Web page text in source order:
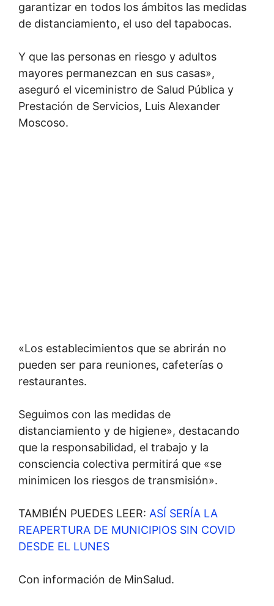
garantizar en todos los ámbitos las medidas
de distanciamiento, el uso del tapabocas.
Y que las personas en riesgo y adultos
mayores permanezcan en sus casas»,
aseguró el viceministro de Salud Pública y
Prestación de Servicios, Luis Alexander
Moscoso.
«Los establecimientos que se abrirán no
pueden ser para reuniones, cafeterías o
restaurantes.
Seguimos con las medidas de
distanciamiento y de higiene», destacando
que la responsabilidad, el trabajo y la
consciencia colectiva permitirá que «se
minimicen los riesgos de transmisión».
TAMBIÉN PUEDES LEER: ASÍ SERÍA LA
REAPERTURA DE MUNICIPIOS SIN COVID
DESDE EL LUNES
Con información de MinSalud.